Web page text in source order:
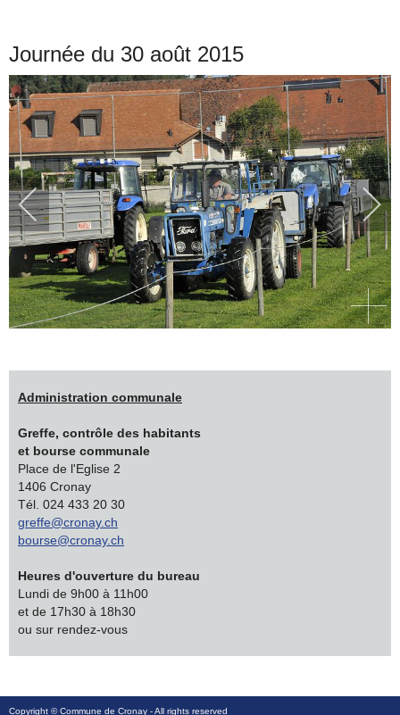
Journée du 30 août 2015
Administration communale
Greffe, contrôle des habitants
et bourse communale
Place de l'Eglise 2
1406 Cronay
Tél. 024 433 20 30
greffe@cronay.ch
bourse@cronay.ch
Heures d'ouverture du bureau
Lundi de 9h00 à 11h00
et de 17h30 à 18h30
ou sur rendez-vous
Copyright ©Commune de Cronay - All rights reserved